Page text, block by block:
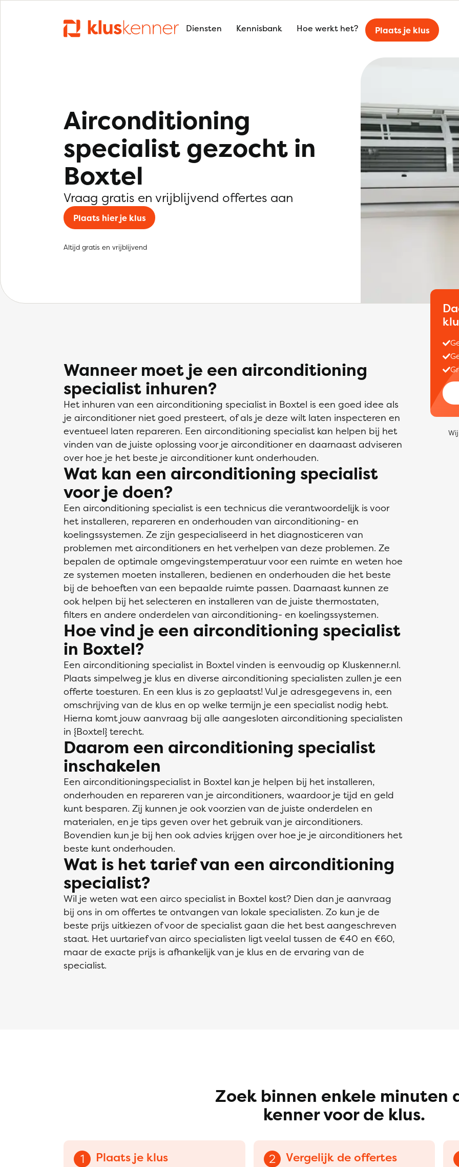
Diensten Kennisbank Hoe werkt het? Plaats je klus
Airconditioning
specialist gezocht in
Boxtel
Vraag gratis en vrijblijvend offertes aan
Plaats hier je klus
Altijd gratis en vrijblijvend
Wanneer moet je een airconditioning
specialist inhuren?
Het inhuren van een airconditioning specialist in Boxtel is een goed idee als
je airconditioner niet goed presteert, of als je deze wilt laten inspecteren en
eventueel laten repareren. Een airconditioning specialist kan helpen bij het
vinden van de juiste oplossing voor je airconditioner en daarnaast adviseren
over hoe je het beste je airconditioner kunt onderhouden.
Wat kan een airconditioning specialist
voor je doen?
Een airconditioning specialist is een technicus die verantwoordelijk is voor
het installeren, repareren en onderhouden van airconditioning- en
koelingssystemen. Ze zijn gespecialiseerd in het diagnosticeren van
problemen met airconditioners en het verhelpen van deze problemen. Ze
bepalen de optimale omgevingstemperatuur voor een ruimte en weten hoe
ze systemen moeten installeren, bedienen en onderhouden die het beste
bij de behoeften van een bepaalde ruimte passen. Daarnaast kunnen ze
ook helpen bij het selecteren en installeren van de juiste thermostaten,
filters en andere onderdelen van airconditioning- en koelingssystemen.
Hoe vind je een airconditioning specialist
in Boxtel?
Een airconditioning specialist in Boxtel vinden is eenvoudig op Kluskenner.nl.
Plaats simpelweg je klus en diverse airconditioning specialisten zullen je een
offerte toesturen. En een klus is zo geplaatst! Vul je adresgegevens in, een
omschrijving van de klus en op welke termijn je een specialist nodig hebt.
Hierna komt jouw aanvraag bij alle aangesloten airconditioning specialisten
in {Boxtel} terecht.
Daarom een airconditioning specialist
inschakelen
Een airconditioningspecialist in Boxtel kan je helpen bij het installeren,
onderhouden en repareren van je airconditioners, waardoor je tijd en geld
kunt besparen. Zij kunnen je ook voorzien van de juiste onderdelen en
materialen, en je tips geven over het gebruik van je airconditioners.
Bovendien kun je bij hen ook advies krijgen over hoe je je airconditioners het
beste kunt onderhouden.
Wat is het tarief van een airconditioning
specialist?
Wil je weten wat een airco specialist in Boxtel kost? Dien dan je aanvraag
bij ons in om offertes te ontvangen van lokale specialisten. Zo kun je de
beste prijs uitkiezen of voor de specialist gaan die het best aangeschreven
staat. Het uurtarief van airco specialisten ligt veelal tussen de €40 en €60,
maar de exacte prijs is afhankelijk van je klus en de ervaring van de
specialist.
Zoek binnen enkele minuten
kenner voor de klus.
1 Plaats je klus 2 Vergelijk de offertes